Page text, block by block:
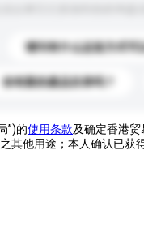
请问有什么运送方式可
你有新的產品目录吗？
”)的使用条款及确定香港
其他用途；本人确认已获